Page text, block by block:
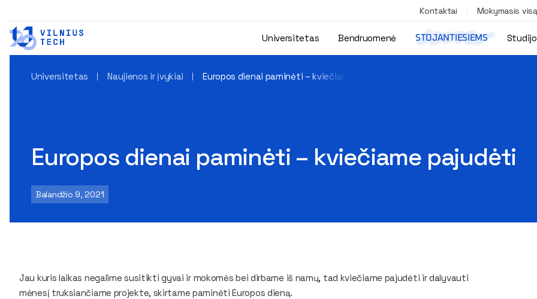
Kontaktai Mokymasis
Universitetas Bendruomenė STOJANTIESIEMS
Universitetas Naujienos ir įvykiai Europos dienai paminėti – kviečiame pajudėti
Europos dienai paminėti – kviečiame pajudėti
Balandžio 9, 2021
Jau kuris laikas negalime susitikti gyvai ir mokomės bei dirbame iš namų, tad kviečiame pajudėti ir dalyvauti
mėnesį truksiančiame projekte, skirtame paminėti Europos dieną.